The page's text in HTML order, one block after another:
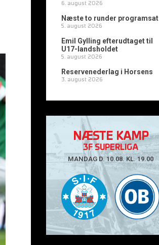
6. august 2026
Næste to runder programsat
5. august 2026
Emil Gylling efterudtaget til
U17-landsholdet
5. august 2026
Reservenederlag i Horsens
3. august 2026
NÆSTE KAMP
3F SUPERLIGA
MANDAG D. 10.08. KL. 19.00